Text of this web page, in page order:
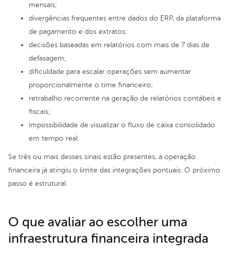
mensais;
divergências frequentes entre dados do ERP, da plataforma
de pagamento e dos extratos;
decisões baseadas em relatórios com mais de 7 dias de
defasagem;
dificuldade para escalar operações sem aumentar
proporcionalmente o time financeiro;
retrabalho recorrente na geração de relatórios contábeis e
fiscais;
impossibilidade de visualizar o fluxo de caixa consolidado
em tempo real.
Se três ou mais desses sinais estão presentes, a operação
financeira já atingiu o limite das integrações pontuais. O próximo
passo é estrutural.
O que avaliar ao escolher uma
infraestrutura financeira integrada